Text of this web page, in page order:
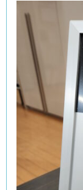
トイレリフォ
憧れのタンク
覧になり、お
した(^^)